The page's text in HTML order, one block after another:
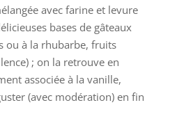
avec farine et levure
bases de gâteaux
ou à la rhubarbe, fruits
; on la retrouve en
associée à la vanille,
(avec modération) en fin